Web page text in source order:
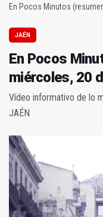
En Pocos Minutos
JAÉN
En Pocos
miércoles, 20
Vídeo informativo de lo
JAÉN